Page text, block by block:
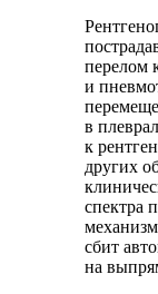
перелом
и
в
к
других
спектра
сбит
на